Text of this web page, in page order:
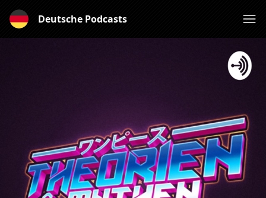
Deutsche Podcasts